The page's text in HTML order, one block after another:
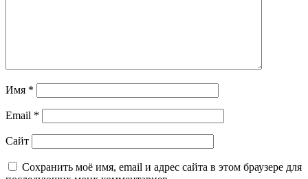
Имя *
Email *
Сайт
Сохранить моё имя, email и адрес сайта в этом браузере для